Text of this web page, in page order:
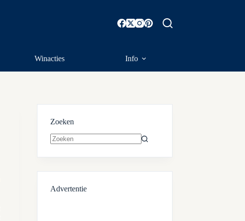
Winacties Info
Zoeken
resultaten
Advertentie